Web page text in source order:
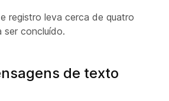
registro leva cerca de quatro
ser concluído.
de texto